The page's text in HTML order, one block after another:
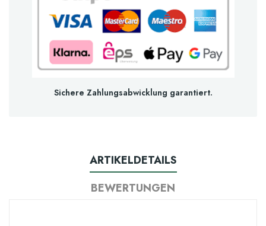
Sichere Zahlungsabwicklung garantiert.
ARTIKELDETAILS
BEWERTUNGEN